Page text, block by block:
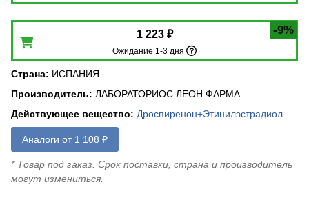
-9%
1 223 ₽
Ожидание 1-3 дня
Страна: ИСПАНИЯ
Производитель: ЛАБОРАТОРИОС ЛЕОН ФАРМА
Действующее вещество: Дроспиренон+Этинилэстрадиол
Аналоги от 1 108 ₽
* Товар под заказ. Срок поставки, страна и производитель
могут измениться.